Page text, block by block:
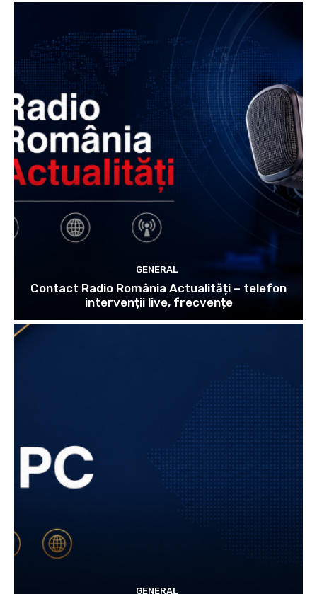
GENERAL
Contact Radio România Actualități – telefon
intervenții live, frecvențe
GENERAL